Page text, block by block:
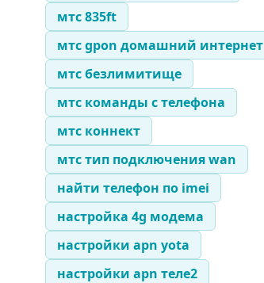
мтс 835ft
мтс gpon домашний интернет
мтс безлимитище
мтс команды с телефона
мтс коннект
мтс тип подключения wan
найти телефон по imei
настройка 4g модема
настройки apn yota
настройки apn теле2